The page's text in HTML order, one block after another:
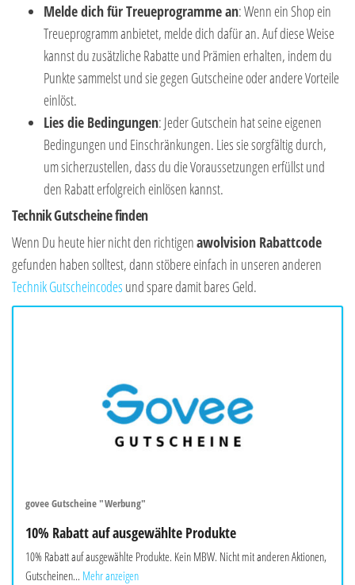
Melde dich für Treueprogramme an: Wenn ein Shop ein
Treueprogramm anbietet, melde dich dafür an. Auf diese Weise
kannst du zusätzliche Rabatte und Prämien erhalten, indem du
Punkte sammelst und sie gegen Gutscheine oder andere Vorteile
einlöst.
Lies die Bedingungen: Jeder Gutschein hat seine eigenen
Bedingungen und Einschränkungen. Lies sie sorgfältig durch,
um sicherzustellen, dass du die Voraussetzungen erfüllst und
den Rabatt erfolgreich einlösen kannst.
Technik Gutscheine finden
Wenn Du heute hier nicht den richtigenawolvision Rabattcode
gefunden haben solltest, dann stöbere einfach in unseren anderen
Technik Gutscheincodes und spare damit bares Geld.
govee Gutscheine "Werbung"
10% Rabatt auf ausgewählte Produkte
10% Rabatt auf ausgewählte Produkte. Kein MBW. Nicht mit anderen Aktionen,
Gutscheinen... Mehr anzeigen